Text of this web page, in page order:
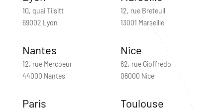
10, quai Tilsitt
69002 Lyon
12, rue Breteuil
13001 Marseille
Nantes
12, rue Mercoeur
44000 Nantes
Nice
62, rue Gioffredo
06000 Nice
Paris Toulouse